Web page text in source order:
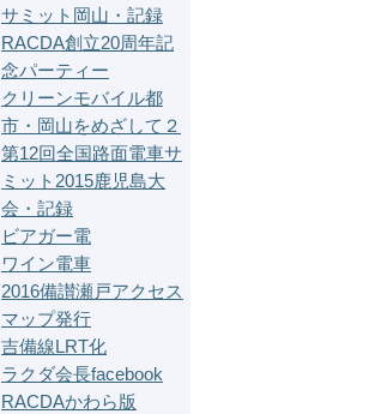
サミット岡山・記録
RACDA創立20周年記
念パーティー
クリーンモバイル都
市・岡山をめざして２
第12回全国路面電車サ
ミット2015鹿児島大
会・記録
ビアガー電
ワイン電車
2016備讃瀬戸アクセス
マップ発行
吉備線LRT化
ラクダ会長facebook
RACDAかわら版